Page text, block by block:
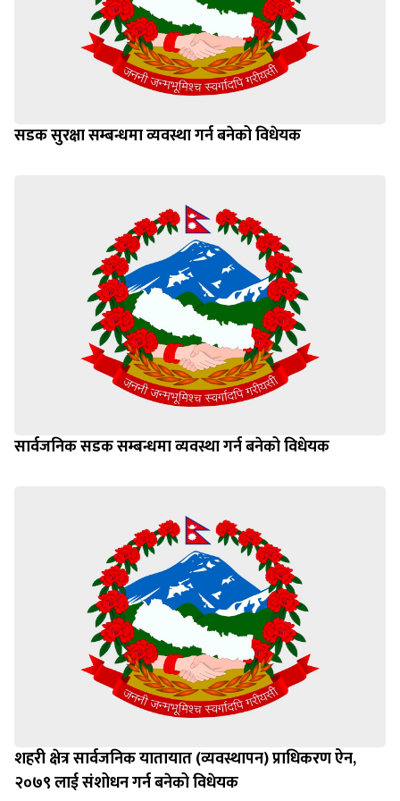
सडक सुरक्षा सम्बन्धमा व्यवस्था गर्न बनेको विधेयक
सार्वजनिक सडक सम्बन्धमा व्यवस्था गर्न बनेको विधेयक
शहरी क्षेत्र सार्वजनिक यातायात (व्यवस्थापन) प्राधिकरण ऐन,
२०७९ लाई संशोधन गर्न बनेको विधेयक